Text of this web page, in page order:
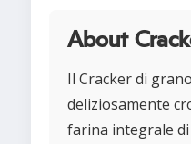
About
Il Cracker di
deliziosamente
farina integrale